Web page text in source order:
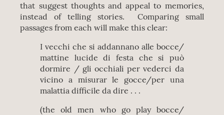
that suggest thoughts and appeal to memories,
instead of telling stories. Comparing small
passages from each will make this clear:
I vecchi che si addannano alle bocce/
mattine lucide di festa che si può
dormire / gli occhiali per vederci da
vicino a misurar le gocce/per una
malattia difficile da dire . . .
(the old men who go play bocce/